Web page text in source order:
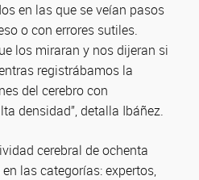
en las que se veían pasos
o con errores sutiles.
los miraran y nos dijeran si
registrábamos la
del cerebro con
densidad”, detalla Ibáñez.
cerebral de ochenta
las categorías: expertos,